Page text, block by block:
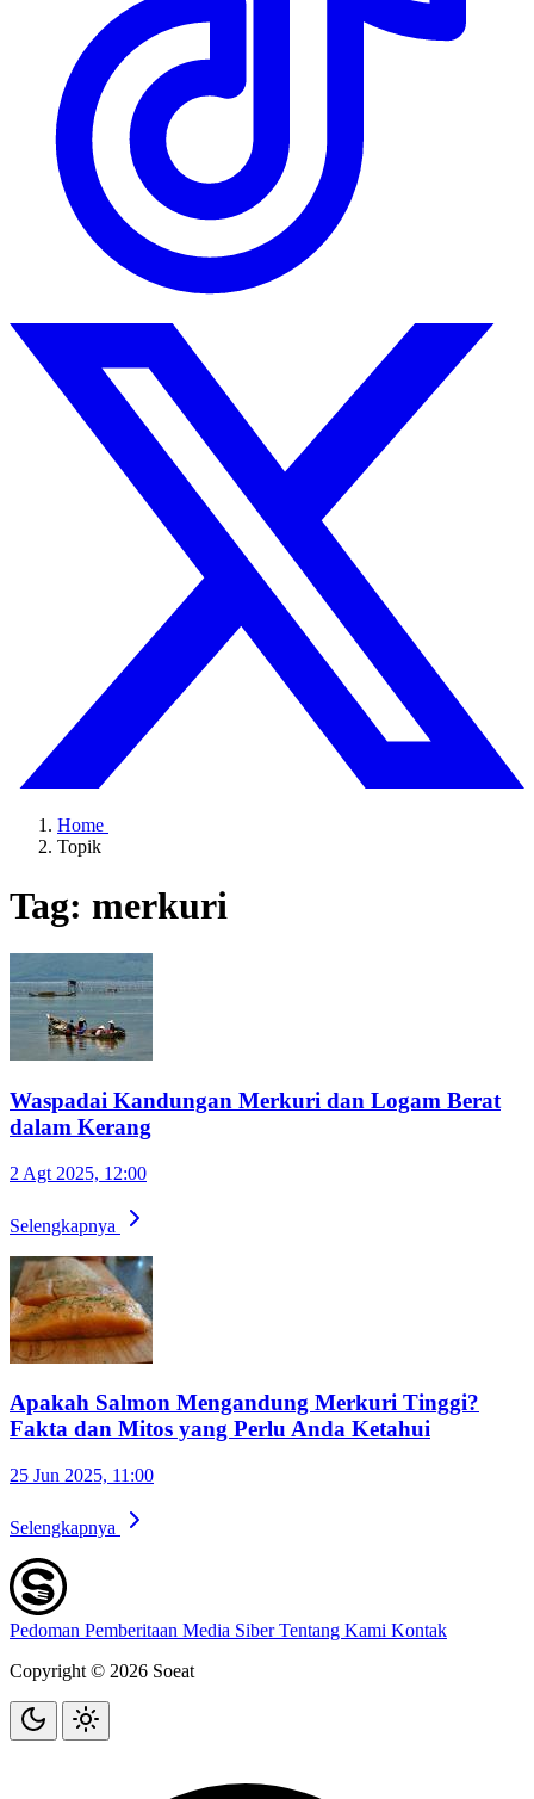
Home
Topik
Tag: merkuri
Waspadai Kandungan Merkuri dan Logam Berat
dalam Kerang
2 Agt 2025, 12:00
Selengkapnya
Apakah Salmon Mengandung Merkuri Tinggi?
Fakta dan Mitos yang Perlu Anda Ketahui
25 Jun 2025, 11:00
Selengkapnya
Pedoman Pemberitaan Media SiberTentang Kami Kontak
Copyright © 2026 Soeat